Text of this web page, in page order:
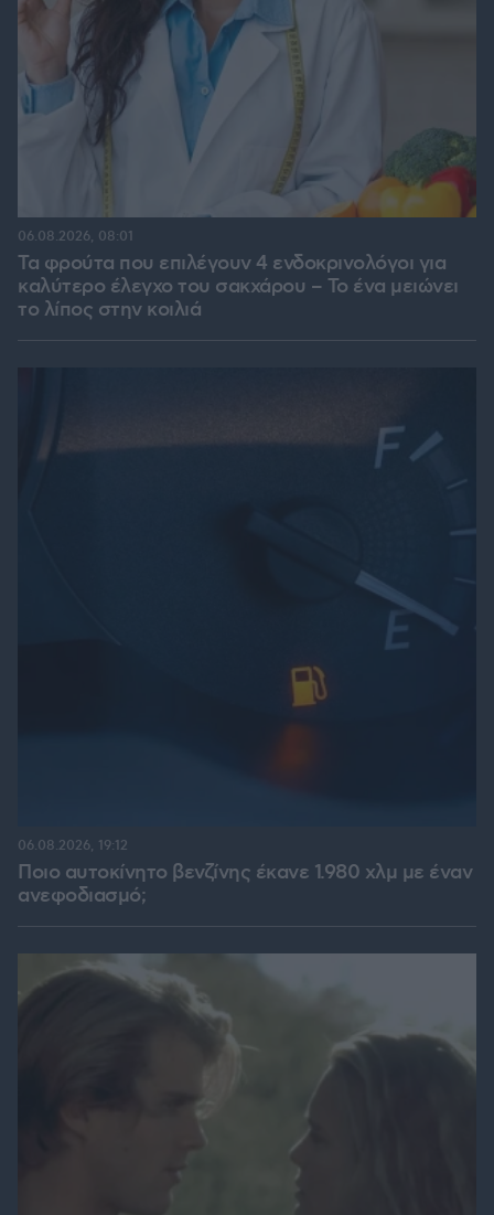
Τα φρούτα που επιλέγουν 4 ενδοκρινολόγοι για
καλύτερο έλεγχο του σακχάρου – Το ένα μειώνει
το λίπος στην κοιλιά
06.08.2026, 08:01
Ποιο αυτοκίνητο βενζίνης έκανε 1.980 χλμ με έναν
ανεφοδιασμό;
06.08.2026, 19:12